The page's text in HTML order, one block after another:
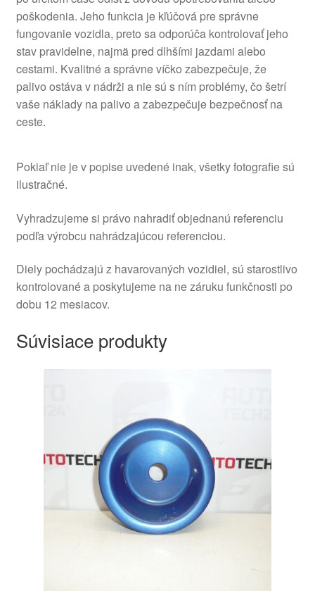
poškodenia. Jeho funkcia je kľúčová pre správne
fungovanie vozidla, preto sa odporúča kontrolovať jeho
stav pravidelne, najmä pred dlhšími jazdami alebo
cestami. Kvalitné a správne víčko zabezpečuje, že
palivo ostáva v nádrži a nie sú s ním problémy, čo šetrí
vaše náklady na palivo a zabezpečuje bezpečnosť na
ceste.
Pokiaľ nie je v popise uvedené inak, všetky fotografie sú
ilustračné.
Vyhradzujeme si právo nahradiť objednanú referenciu
podľa výrobcu nahrádzajúcou referenciou.
Diely pochádzajú z havarovaných vozidiel, sú starostlivo
kontrolované a poskytujeme na ne záruku funkčnosti po
dobu 12 mesiacov.
Súvisiace produkty